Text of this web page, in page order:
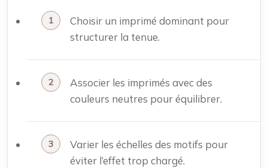
Choisir un imprimé dominant pour
structurer la tenue.
Associer les imprimés avec des
couleurs neutres pour équilibrer.
Varier les échelles des motifs pour
éviter l’effet trop chargé.